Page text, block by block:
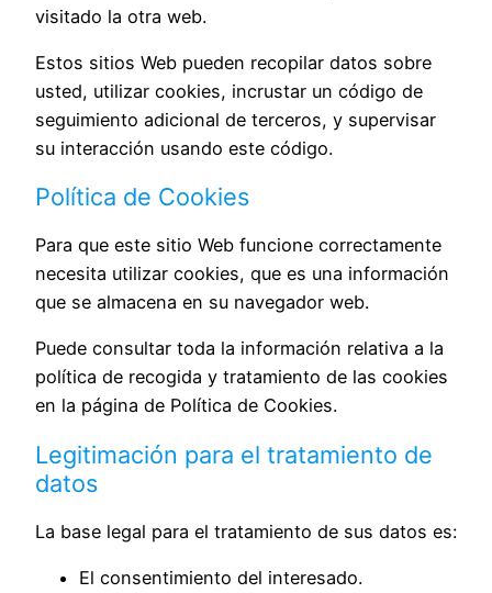
visitado la otra web.
Estos sitios Web pueden recopilar datos sobre
usted, utilizar cookies, incrustar un código de
seguimiento adicional de terceros, y supervisar
su interacción usando este código.
Política de Cookies
Para que este sitio Web funcione correctamente
necesita utilizar cookies, que es una información
que se almacena en su navegador web.
Puede consultar toda la información relativa a la
política de recogida y tratamiento de las cookies
en la página de Política de Cookies.
Legitimación para el tratamiento de
datos
La base legal para el tratamiento de sus datos es:
El consentimiento del interesado.